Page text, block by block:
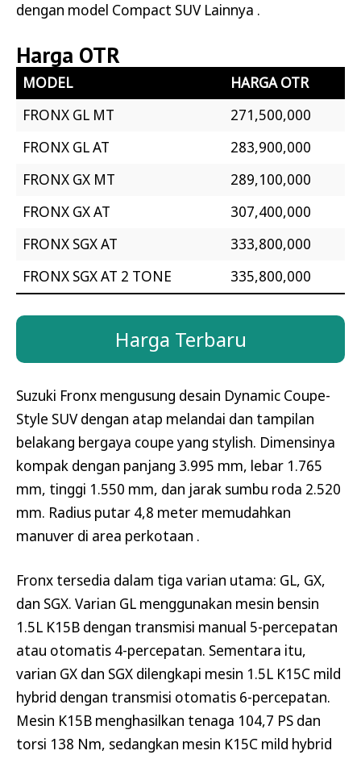
dengan model Compact SUV Lainnya .
Harga OTR
MODEL
HARGA OTR
FRONX GL MT
271,500,000
FRONX GL AT
283,900,000
FRONX GX MT
289,100,000
FRONX GX AT
307,400,000
FRONX SGX AT
333,800,000
FRONX SGX AT 2 TONE
335,800,000
Harga Terbaru
Suzuki Fronx mengusung desain Dynamic Coupe-
Style SUV dengan atap melandai dan tampilan
belakang bergaya coupe yang stylish. Dimensinya
kompak dengan panjang 3.995 mm, lebar 1.765
mm, tinggi 1.550 mm, dan jarak sumbu roda 2.520
mm. Radius putar 4,8 meter memudahkan
manuver di area perkotaan .
Fronx tersedia dalam tiga varian utama: GL, GX,
dan SGX. Varian GL menggunakan mesin bensin
1.5L K15B dengan transmisi manual 5-percepatan
atau otomatis 4-percepatan. Sementara itu,
varian GX dan SGX dilengkapi mesin 1.5L K15C mild
hybrid dengan transmisi otomatis 6-percepatan.
Mesin K15B menghasilkan tenaga 104,7 PS dan
torsi 138 Nm, sedangkan mesin K15C mild hybrid